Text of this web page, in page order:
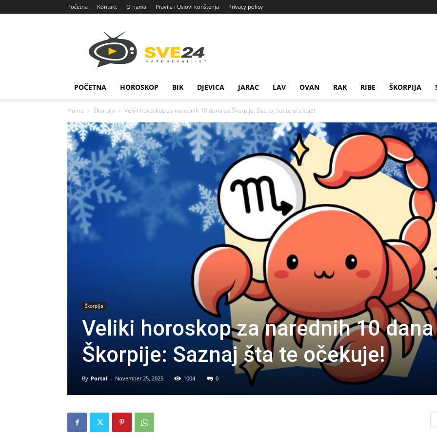
Početna Kontakt O nama Pravila i Uslovi korištenja Privacy policy
POČETNA HOROSKOP BIK DJEVICA JARAC LAV OVAN RAK RIBE ŠKORPIJA
Home Škorpija Veliki horoskop za narednih 10 dana za Škorpije: Saznaj šta te očekuje!
Škorpija
Veliki horoskop za narednih 10
Škorpije: Saznaj šta te očekuje!
By Portal - November 25, 2025 1004 0